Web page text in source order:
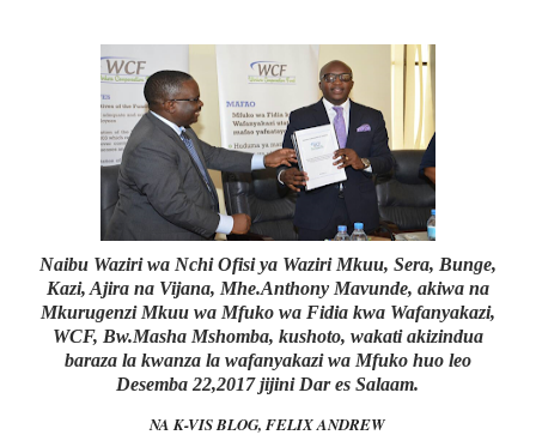
Naibu Waziri wa Nchi Ofisi ya Waziri Mkuu, Sera, Bunge,
Kazi, Ajira na Vijana, Mhe.Anthony Mavunde, akiwa na
Mkurugenzi Mkuu wa Mfuko wa Fidia kwa Wafanyakazi,
WCF, Bw.Masha Mshomba, kushoto, wakati akizindua
baraza la kwanza la wafanyakazi wa Mfuko huo leo
Desemba 22,2017 jijini Dar es Salaam.
NA K-VIS BLOG, FELIX ANDREW